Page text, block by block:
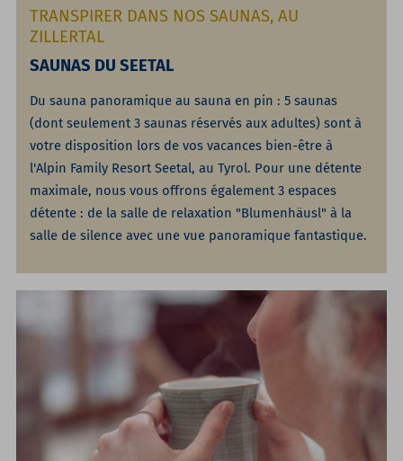
TRANSPIRER DANS NOS SAUNAS, AU
ZILLERTAL
SAUNAS DU SEETAL
Du sauna panoramique au sauna en pin : 5 saunas
(dont seulement 3 saunas réservés aux adultes) sont à
votre disposition lors de vos vacances bien-être à
l'Alpin Family Resort Seetal, au Tyrol. Pour une détente
maximale, nous vous offrons également 3 espaces
détente : de la salle de relaxation "Blumenhäusl" à la
salle de silence avec une vue panoramique fantastique.